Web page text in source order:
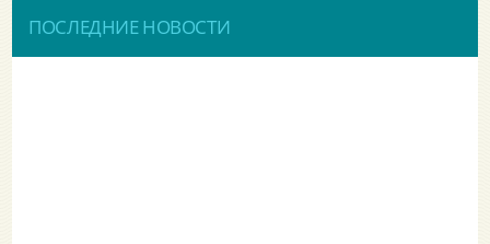
ПОСЛЕДНИЕ НОВОСТИ